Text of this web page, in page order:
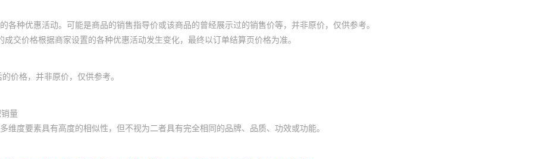
种优惠活动。可能是商品的销售指导价或该商品的曾经展示过的销售价等，并非原价，仅供参考。
交价格根据商家设置的各种优惠活动发生变化，最终以订单结算页价格为准。
价格，并非原价，仅供参考。
量
度要素具有高度的相似性，但不视为二者具有完全相同的品牌、品质、功效或功能。